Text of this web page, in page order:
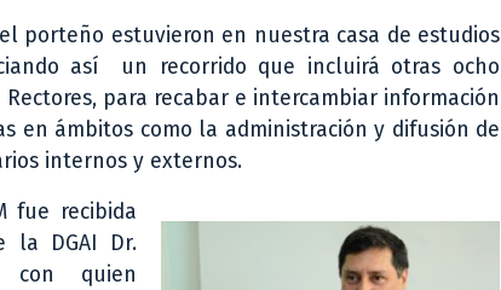
porteño estuvieron en nuestra casa de estudios
así un recorrido que incluirá otras ocho
para recabar e intercambiar información
en ámbitos como la administración y difusión de
internos y externos.
fue recibida
la DGAI Dr.
con quien